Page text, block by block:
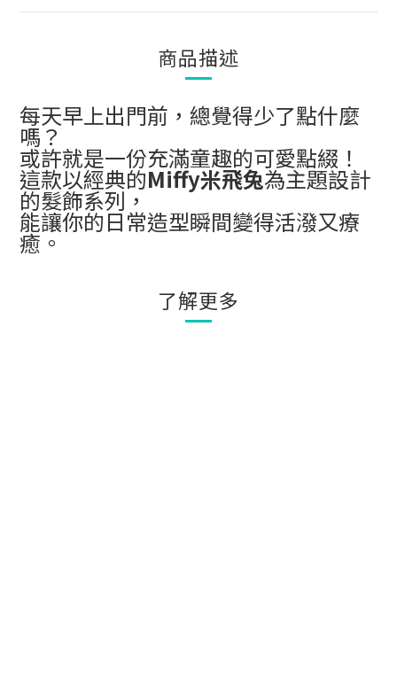
商品描述
每天早上出門前，總覺得少了點什麼
嗎？
或許就是一份充滿童趣的可愛點綴！
這款以經典的Miffy米飛兔為主題設計
的髮飾系列，
能讓你的日常造型瞬間變得活潑又療
癒。
了解更多